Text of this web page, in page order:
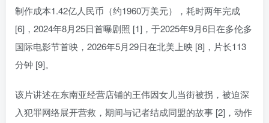
制作成本1.42亿人民币（约1960万美元），耗时两年完成
[6]，2024年8月25日首曝剧照 [1]，于2025年9月6日在多伦多
国际电影节首映，2026年5月29日在北美上映 [8]，片长113
分钟 [9]。
该片讲述在东南亚经营店铺的王伟因女儿当街被拐，被迫深
入犯罪网络展开营救，期间与记者结成同盟的故事 [2]，动作